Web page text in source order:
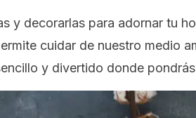
y decorarlas para adornar tu
cuidar de nuestro medio
y divertido donde